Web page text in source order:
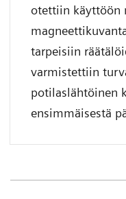
otettiin käyttöön
tarpeisiin
varmistettiin
potilaslähtöinen
ensimmäisestä